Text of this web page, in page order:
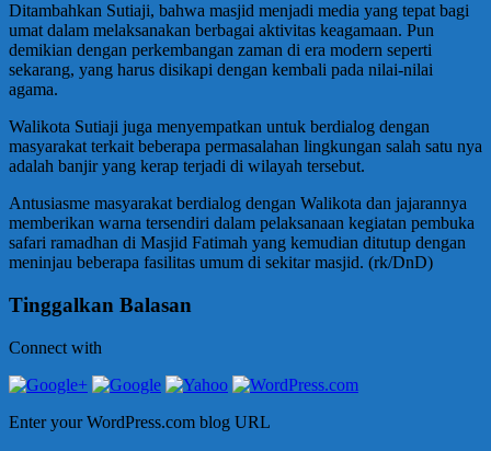
Ditambahkan Sutiaji, bahwa masjid menjadi media yang tepat bagi
umat dalam melaksanakan berbagai aktivitas keagamaan. Pun
demikian dengan perkembangan zaman di era modern seperti
sekarang, yang harus disikapi dengan kembali pada nilai-nilai
agama.
Walikota Sutiaji juga menyempatkan untuk berdialog dengan
masyarakat terkait beberapa permasalahan lingkungan salah satu nya
adalah banjir yang kerap terjadi di wilayah tersebut.
Antusiasme masyarakat berdialog dengan Walikota dan jajarannya
memberikan warna tersendiri dalam pelaksanaan kegiatan pembuka
safari ramadhan di Masjid Fatimah yang kemudian ditutup dengan
meninjau beberapa fasilitas umum di sekitar masjid. (rk/DnD)
Tinggalkan Balasan
Connect with
Enter your WordPress.com blog URL